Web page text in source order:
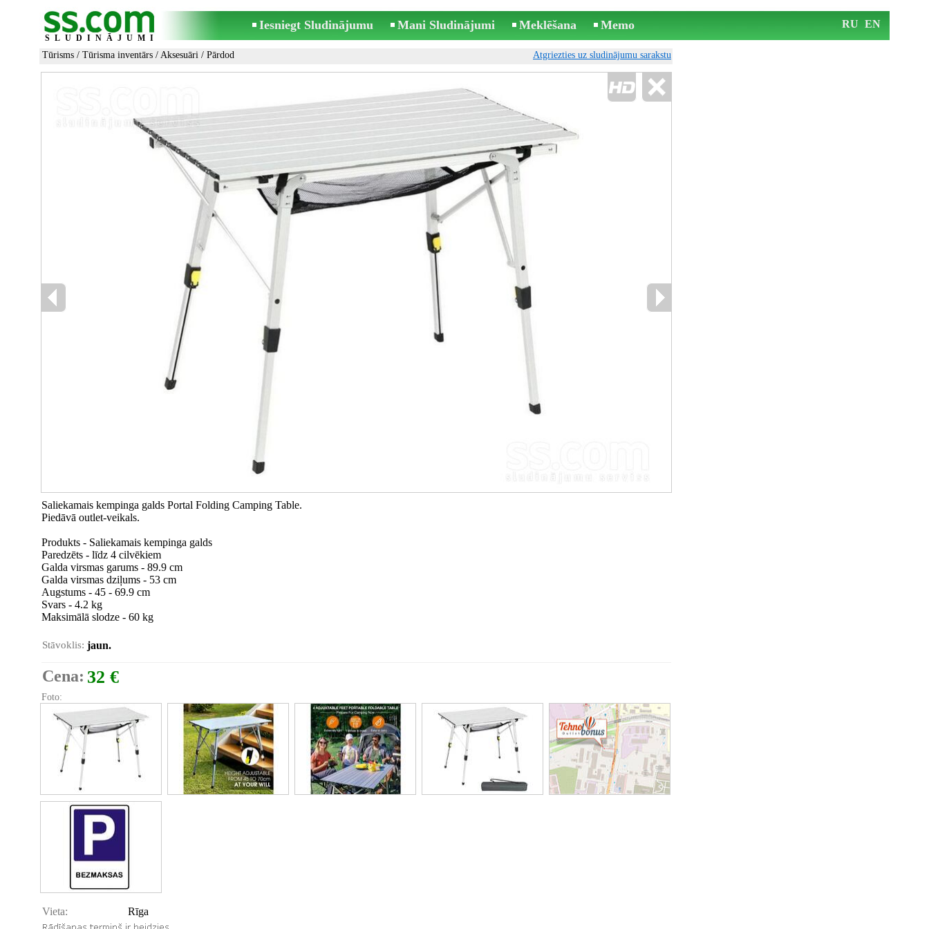
SLUDINĀJUMI
Iesniegt Sludinājumu Mani Sludinājumi Meklēšana Memo RU EN
Tūrisms / Tūrisma inventārs / Aksesuāri / Pārdod Atgriezties uz sludinājumu sarakstu
Saliekamais kempinga galds Portal Folding Camping Table.
Piedāvā outlet-veikals.
Produkts - Saliekamais kempinga galds
Paredzēts - līdz 4 cilvēkiem
Galda virsmas garums - 89.9 cm
Galda virsmas dziļums - 53 cm
Augstums - 45 - 69.9 cm
Svars - 4.2 kg
Maksimālā slodze - 60 kg
Stāvoklis: jaun.
Cena: 32 €
Foto:
Vieta: Rīga